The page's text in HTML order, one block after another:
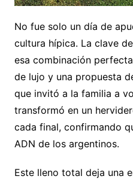
No fue solo un día de
cultura hípica. La clave
esa combinación
de lujo y una propuesta
que invitó a la familia a
transformó en un
cada final, confirmando
ADN de los argentinos.
Este lleno total deja una